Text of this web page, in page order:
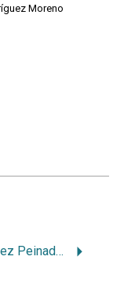
Moreno
Rodríguez Peinado, José